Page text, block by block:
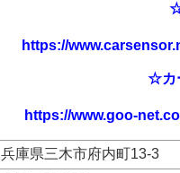
https://
☆カ
https://www.goo-
兵庫県三木市府内町13-3